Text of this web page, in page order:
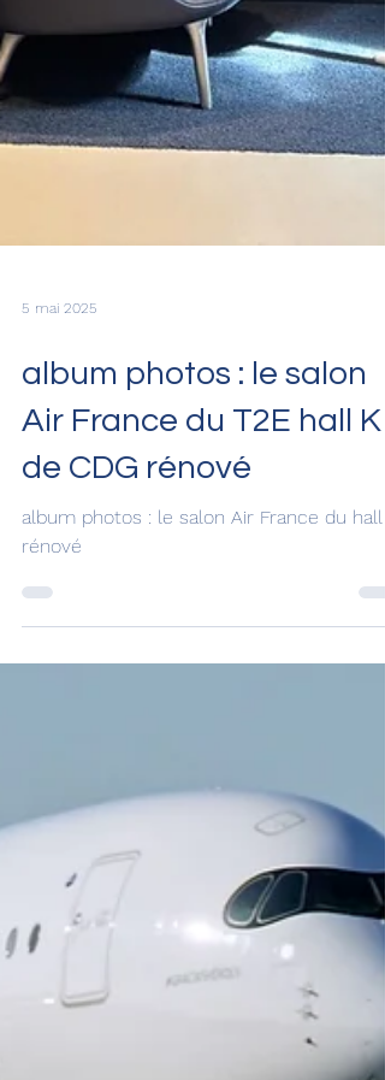
5 mai 2025
album photos : le salon
Air France du T2E hall K
de CDG rénové
rénové